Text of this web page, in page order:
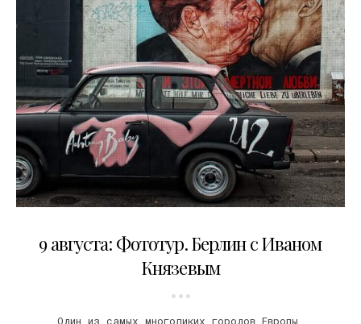
9 августа: Фототур. Берлин с Иваном
Князевым
Один из самых многоликих городов Европы,